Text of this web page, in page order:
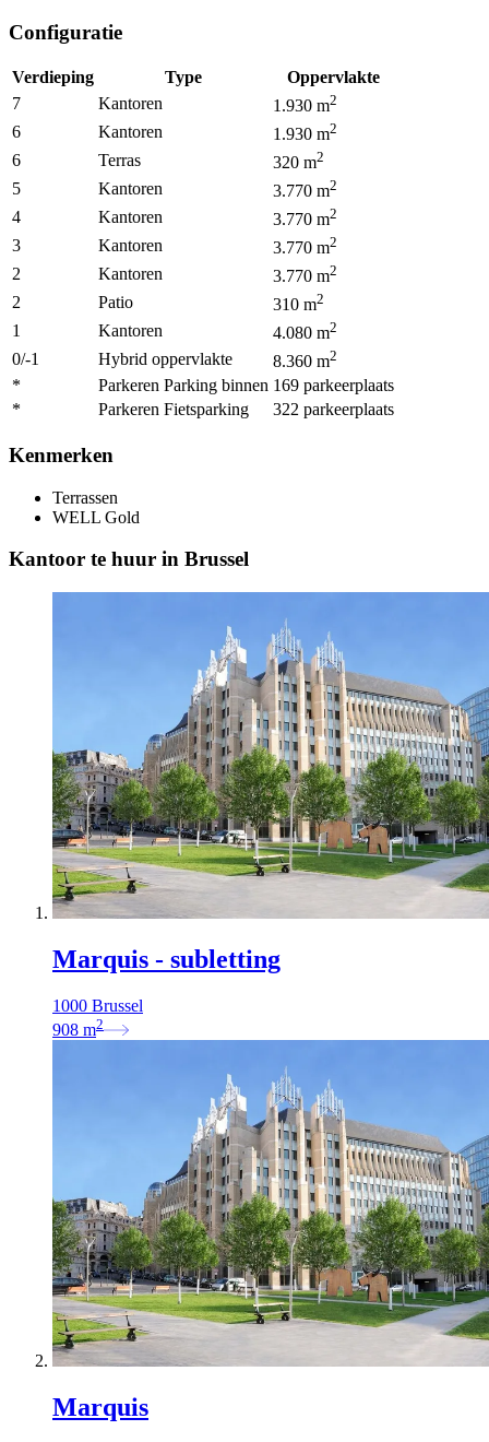
Configuratie
Verdieping Type
Oppervlakte
7
Kantoren 1.930 m2
6 Kantoren 1.930 m2
6 Terras 320 m2
5 Kantoren 3.770 m2
4 Kantoren 3.770 m2
3 Kantoren 3.770 m2
2 Kantoren 3.770 m2
2 Patio 310 m2
1 Kantoren 4.080 m2
0/-1 Hybrid oppervlakte 8.360 m2
* Parkeren Parking binnen 169 parkeerplaats
*
Parkeren Fietsparking 322 parkeerplaats
Kenmerken
Terrassen
WELL Gold
Kantoor te huur in Brussel
Marquis - subletting
1000 Brussel
908 m2
Marquis